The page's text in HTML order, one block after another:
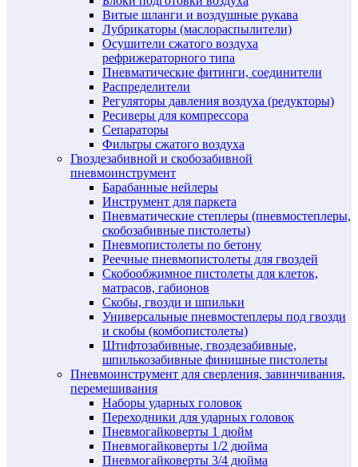
Витые шланги и воздушные рукава
Лубрикаторы (маслораспылители)
Осушители сжатого воздуха
рефрижераторного типа
Пневматические фитинги, соединители
Распределители
Регуляторы давления воздуха (редукторы)
Ресиверы для компрессора
Сепараторы
Фильтры сжатого воздуха
Гвоздезабивной и скобозабивной
пневмоинструмент
Барабанные нейлеры
Инструмент для паркета
Пневматические степлеры (пневмостеплеры,
скобозабивные пистолеты)
Пневмопистолеты по бетону
Реечные пневмопистолеты для гвоздей
Скобообжимное пистолеты для клеток,
матрасов, габионов
Скобы, гвозди и шпильки
Универсальные пневмостеплеры под гвозди
и скобы (комбопистолеты)
Штифтозабивные, гвоздезабивные,
шпилькозабивные финишные пистолеты
Пневмоинструмент для сверления, завинчивания,
перемешивания
Наборы ударных головок
Переходники для ударных головок
Пневмогайковерты 1 дюйм
Пневмогайковерты 1/2 дюйма
Пневмогайковерты 3/4 дюйма